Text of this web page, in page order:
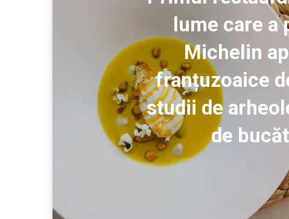
lume care
Michelin
franțuzoaice
studii de
de